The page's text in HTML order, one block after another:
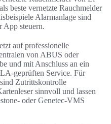
beste vernetzte Rauchmelder
Alarmanlage sind
App steuern.
auf professionelle
von ABUS oder
und mit Anschluss an ein
Service. Für
Zutrittskontrolle
sinnvoll und lassen
oder Genetec‑VMS